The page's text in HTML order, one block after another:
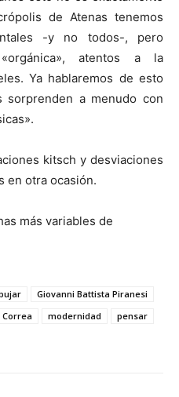
de Atenas tenemos
-y no todos-, pero
atentos a la
Ya hablaremos de esto
sorprenden a menudo con
kitsch y desviaciones
en otra ocasión.
más variables de
Giovanni Battista Piranesi
Correa modernidad
pensar